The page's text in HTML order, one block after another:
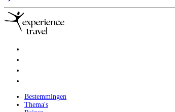
Bestemmingen
Thema's